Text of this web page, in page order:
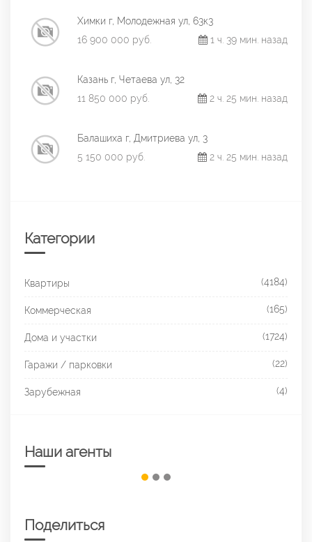
Химки г, Молодежная ул, 63к3
16 900 000 руб.
1 ч. 39 мин. назад
Казань г, Четаева ул, 32
11 850 000 руб.
2 ч. 25 мин. назад
Балашиха г, Дмитриева ул, 3
5 150 000 руб.
2 ч. 25 мин. назад
Категории
Квартиры (4184)
Коммерческая (165)
Дома и участки (1724)
Гаражи / парковки (22)
Зарубежная (4)
Наши агенты
Поделиться